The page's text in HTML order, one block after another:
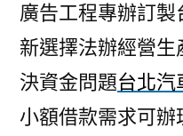
廣告工程專辦訂製
新選擇法辦經營
決資金問題台北汽
小額借款需求可